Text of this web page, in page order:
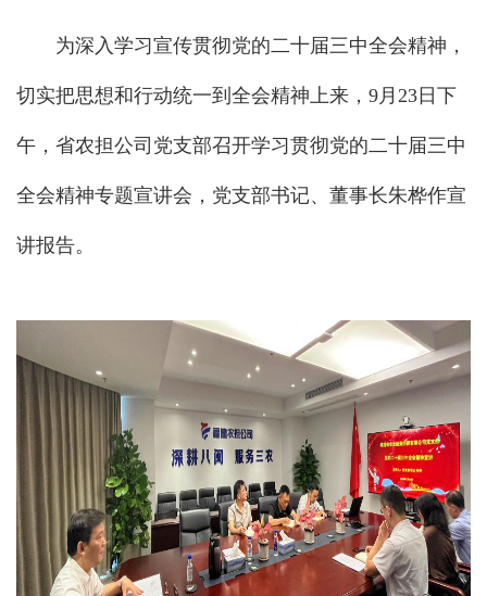
为深入学习宣传贯彻党的二十届三中全会精神，
切实把思想和行动统一到全会精神上来，9月23日下
午，省农担公司党支部召开学习贯彻党的二十届三中
全会精神专题宣讲会，党支部书记、董事长朱桦作宣
讲报告。